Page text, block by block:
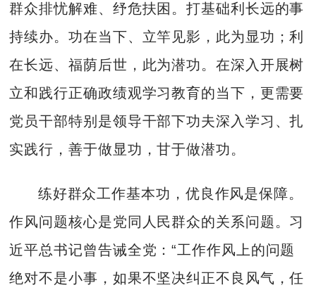
群众排忧解难、纾危扶困。打基础利长远的事
持续办。功在当下、立竿见影，此为显功；利
在长远、福荫后世，此为潜功。在深入开展树
立和践行正确政绩观学习教育的当下，更需要
党员干部特别是领导干部下功夫深入学习、扎
实践行，善于做显功，甘于做潜功。
练好群众工作基本功，优良作风是保障。
作风问题核心是党同人民群众的关系问题。习
近平总书记曾告诫全党：“工作作风上的问题
绝对不是小事，如果不坚决纠正不良风气，任